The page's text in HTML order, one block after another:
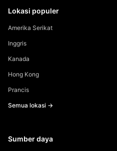
Lokasi populer
Amerika Serikat
Inggris
Kanada
Hong Kong
Prancis
Semua lokasi →
Sumber daya